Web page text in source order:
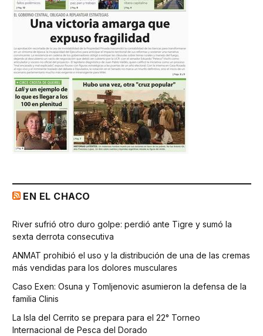
EN EL CHACO
River sufrió otro duro golpe: perdió ante Tigre y sumó la
sexta derrota consecutiva
ANMAT prohibió el uso y la distribución de una de las cremas
más vendidas para los dolores musculares
Caso Exen: Osuna y Tomljenovic asumieron la defensa de la
familia Clinis
La Isla del Cerrito se prepara para el 22° Torneo
Internacional de Pesca del Dorado